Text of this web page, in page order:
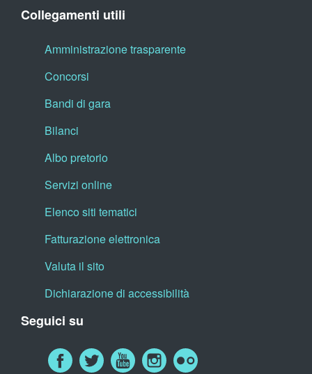
Collegamenti utili
Amministrazione trasparente
Concorsi
Bandi di gara
Bilanci
Albo pretorio
Servizi online
Elenco siti tematici
Fatturazione elettronica
Valuta il sito
Dichiarazione di accessibilità
Seguici su